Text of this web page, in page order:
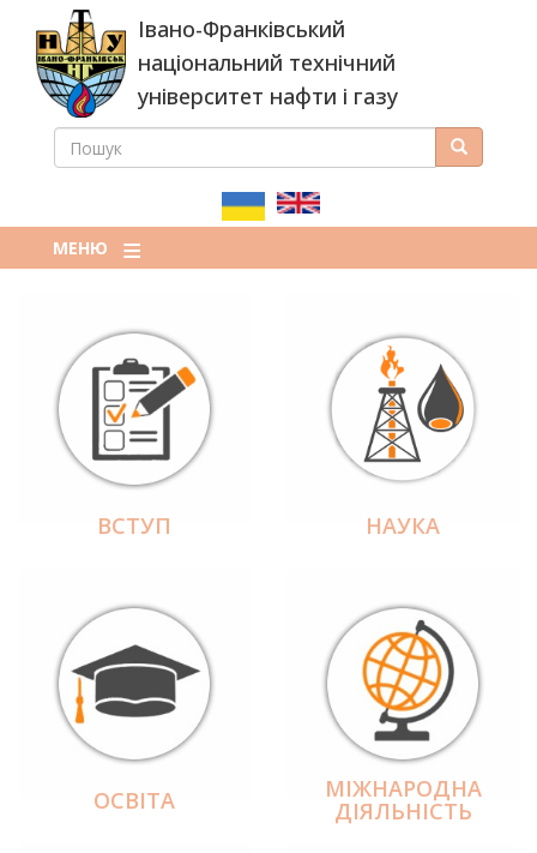
основного
вмісту
Івано-Франківський
національний технічний
університет нафти і газу
ПОШУКОВА
ПОШУК Пошук
МЕНЮ
ВСТУП НАУКА
ОСВІТА МІЖНАРОДНА
ДІЯЛЬНІCТЬ